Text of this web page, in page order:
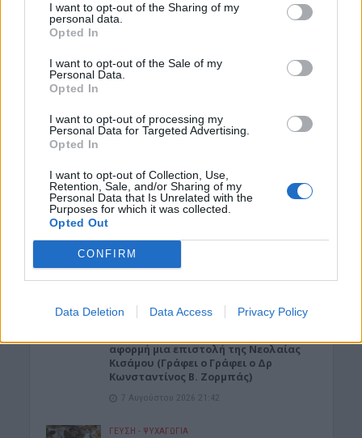
I want to opt-out of the Sharing of my
personal data.
Opted In
I want to opt-out of the Sale of my
Personal Data.
Opted In
I want to opt-out of processing my
Personal Data for Targeted Advertising.
Opted In
I want to opt-out of Collection, Use,
Retention, Sale, and/or Sharing of my
Personal Data that Is Unrelated with the
Purposes for which it was collected.
Opted Out
CONFIRM
Data Deletion Data Access Privacy Policy
ΓΕΎΣΗ - ΨΥΧΑΓΩΓΊΑ • ΔΉΜΟΣ ΠΛΑΤΑΝΙΆ
Δήμος Πλατανιά: Συνεχίζονται οι
2026, 16ο Φεστιβάλ ΓΗ-ΠΟΛΙΤΙΣΜΟΣ-
ΤΟΥΡΙΣΜΟΣ”
7 Αυγούστου 2026 21:54
ΑΡΘΡΑ - ΑΠΟΨΕΙΣ ΔΉΜΟΣ ΚΙΣΆΜΟΥ
ΠΟΛΙΤΙΣΜΟΣ
αφορμή μια επιστολή της Νεολαίας
Κισάμου (Γράφει ο Γράφει ο Δρ
Κωνσταντίνος Β. Ζορμπάς)
7 Αυγούστου 2026 21:42
ΓΕΎΣΗ - ΨΥΧΑΓΩΓΊΑ